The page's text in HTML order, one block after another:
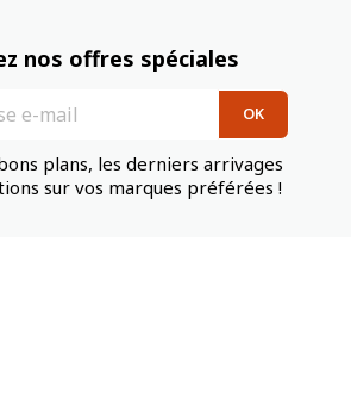
nos offres spéciales
plans, les derniers arrivages
sur vos marques préférées !